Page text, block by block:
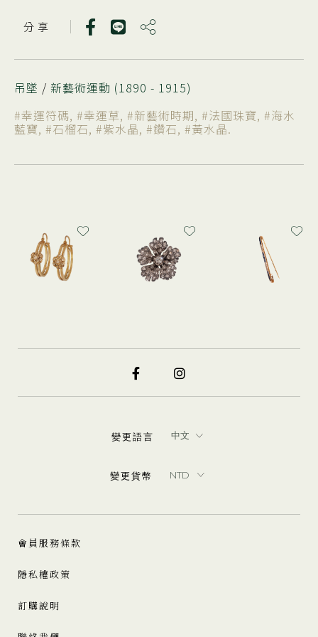
分 享
吊墜 / 新藝術運動 (1890 - 1915)
#幸運符碼, #幸運草, #新藝術時期, #法國珠寶, #海水
藍寶, #石榴石, #紫水晶, #鑽石, #黃水晶.
變更語言
變更貨幣
會員服務條款
隱私權政策
訂購說明